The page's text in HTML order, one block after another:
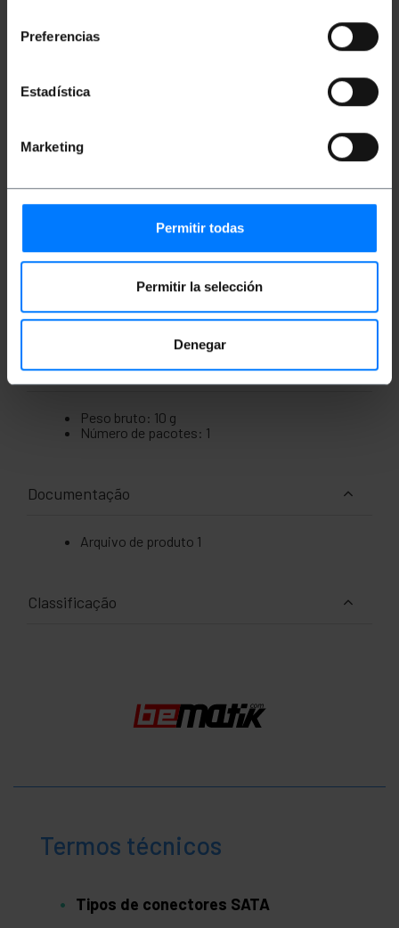
Preferencias
Estadística
Marketing
Permitir todas
Permitir la selección
Denegar
dispositivos como discos rígidos, leitores,
gravadores de CD/DVD/BR, etc. Equipado com
trocador de gênero. Sua instalação é simples e
Conector compacto para alimentar unidades
Atua como um trocador de gênero
dispositivos como discos rígidos, leitores,
Fácil instalação com conexão fixa e segura
Medidas e Pesos
Peso bruto: 10 g
Número de pacotes: 1
Documentação
Arquivo de produto 1
Classificação
Termos técnicos
Tipos de conectores SATA